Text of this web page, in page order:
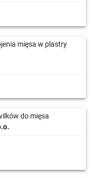
mięsa w plastry
do mięsa